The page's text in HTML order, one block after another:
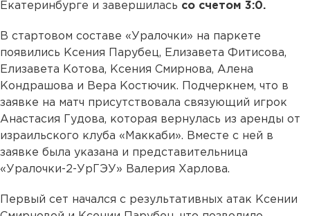
Екатеринбурге и завершилась со счетом 3:0.
В стартовом составе «Уралочки» на паркете
появились Ксения Парубец, Елизавета Фитисова,
Елизавета Котова, Ксения Смирнова, Алена
Кондрашова и Вера Костючик. Подчеркнем, что в
заявке на матч присутствовала связующий игрок
Анастасия Гудова, которая вернулась из аренды от
израильского клуба «Маккаби». Вместе с ней в
заявке была указана и представительница
«Уралочки-2-УрГЭУ» Валерия Харлова.
Первый сет начался с результативных атак Ксении